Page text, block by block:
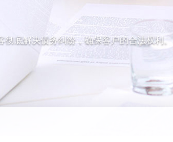
彻底解决债务纠纷，确保客户的合法权利。